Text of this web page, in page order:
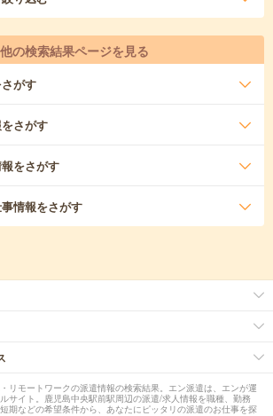
他の検索結果ページを見る
がす
さがす
をさがす
情報をさがす
リモートワークの派遣情報の検索結果。エン派遣は、エンが運
サイト。鹿児島中央駅前駅周辺の派遣/求人情報を職種、勤務
期などの希望条件から、あなたにピッタリの派遣のお仕事を探